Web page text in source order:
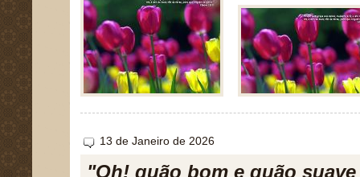
13 de Janeiro de 2026
"Oh! quão bom e quão